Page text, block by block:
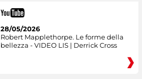
28/05/2026
Robert Mapplethorpe. Le forme della
bellezza - VIDEO LIS | Derrick Cross